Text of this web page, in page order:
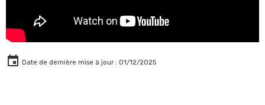
Date de dernière mise à jour : 01/12/2025